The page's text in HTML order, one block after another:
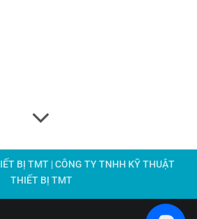
BỊ TMT | CÔNG TY TNHH KỸ THUẬT
THIẾT BỊ TMT